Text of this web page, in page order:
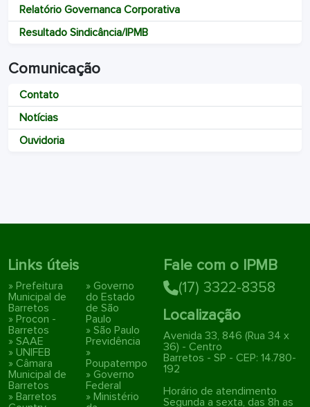
Relatório Governanca Corporativa
Resultado Sindicância/IPMB
Comunicação
Contato
Notícias
Ouvidoria
Links úteis
» Prefeitura
Municipal de
Barretos
» Procon -
Barretos
» SAAE
» UNIFEB
» Câmara
Municipal de
Barretos
» Barretos
» Governo
do Estado
de São
Paulo
» São Paulo
Previdência
»
Poupatempo
» Governo
Federal
» Ministério
Fale com o IPMB
(17) 3322-8358
Localização
Avenida 33, 846 (Rua 34 x
36) - Centro
Barretos - SP - CEP: 14.780-
192
Horário de atendimento
Segunda a sexta, das 8h as